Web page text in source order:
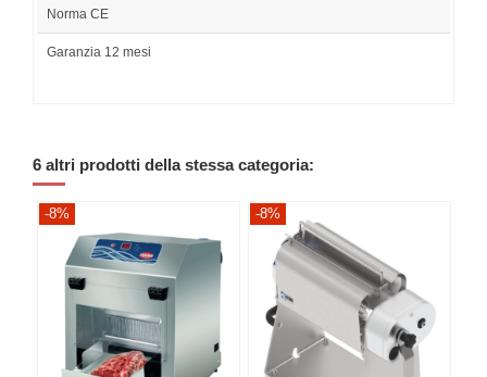
Norma CE
Garanzia 12 mesi
6 altri prodotti della stessa categoria:
-8% -8%